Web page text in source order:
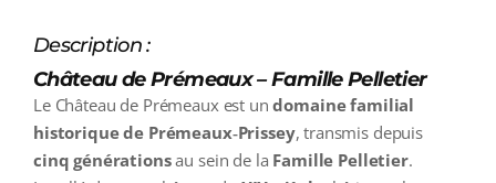
Description :
Château de Prémeaux – Famille Pelletier
Le Château de Prémeaux est undomaine familial
historique de Prémeaux‑Prissey, transmis depuis
cinq générationsau sein de la Famille Pelletier.